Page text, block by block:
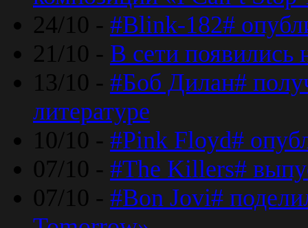
24/10 - #Blink-182#
21/10 - В сети появились
13/10 - #Боб Дилан#
литературе
10/10 - #Pink Floyd#
07/10 - #The Killers#
07/10 - #Bon Jovi#